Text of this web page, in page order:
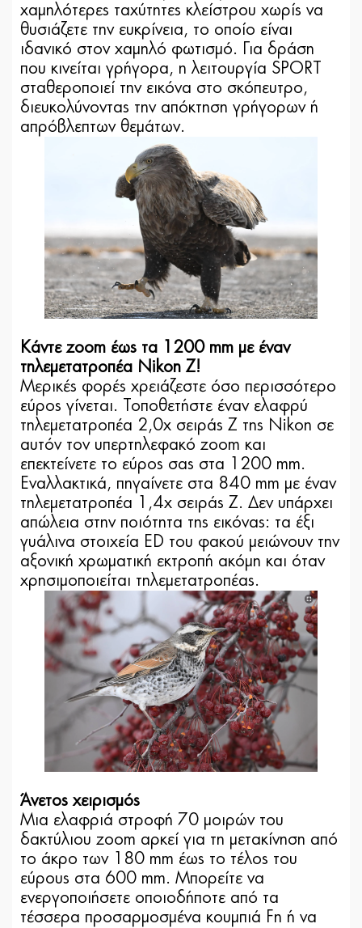
χαμηλότερες ταχύτητες κλείστρου χωρίς να
θυσιάζετε την ευκρίνεια, το οποίο είναι
ιδανικό στον χαμηλό φωτισμό. Για δράση
που κινείται γρήγορα, η λειτουργία SPORT
σταθεροποιεί την εικόνα στο σκόπευτρο,
διευκολύνοντας την απόκτηση γρήγορων ή
απρόβλεπτων θεμάτων.
Κάντε zoom έως τα 1200 mm με έναν
τηλεμετατροπέα Nikon Z!
Μερικές φορές χρειάζεστε όσο περισσότερο
εύρος γίνεται. Τοποθετήστε έναν ελαφρύ
τηλεμετατροπέα 2,0x σειράς Z της Nikon σε
αυτόν τον υπερτηλεφακό zoom και
επεκτείνετε το εύρος σας στα 1200 mm.
Εναλλακτικά, πηγαίνετε στα 840 mm με έναν
τηλεμετατροπέα 1,4x σειράς Z. Δεν υπάρχει
απώλεια στην ποιότητα της εικόνας: τα έξι
γυάλινα στοιχεία ED του φακού μειώνουν την
αξονική χρωματική εκτροπή ακόμη και όταν
χρησιμοποιείται τηλεμετατροπέας.
Άνετος χειρισμός
Μια ελαφριά στροφή 70 μοιρών του
δακτύλιου zoom αρκεί για τη μετακίνηση από
το άκρο των 180 mm έως το τέλος του
εύρους στα 600 mm. Μπορείτε να
ενεργοποιήσετε οποιοδήποτε από τα
τέσσερα προσαρμοσμένα κουμπιά Fn ή να